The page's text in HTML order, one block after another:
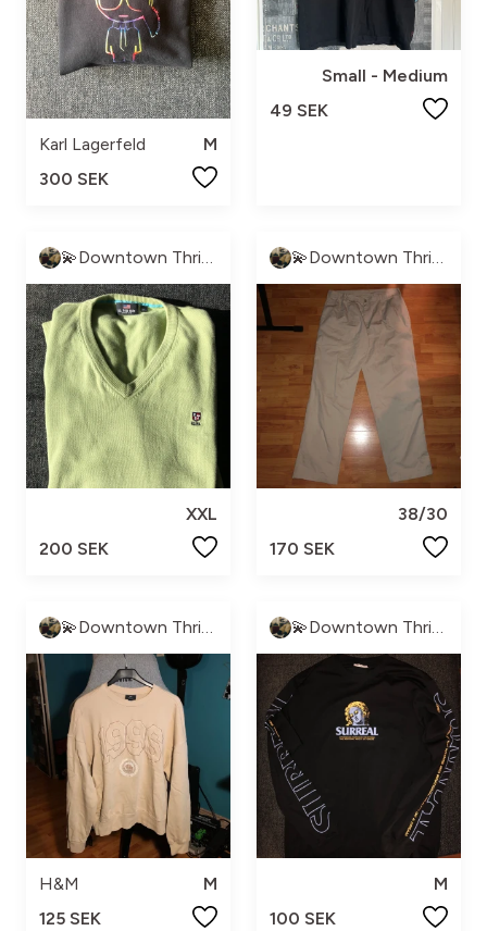
Karl Lagerfeld
M
300 SEK
Small - Medium
49 SEK
💫Downtown Thrift💫
XXL
200 SEK
💫Downtown Thrift💫
38/30
170 SEK
💫Downtown Thrift💫
H&M
M
125 SEK
💫Downtown Thrift💫
M
100 SEK